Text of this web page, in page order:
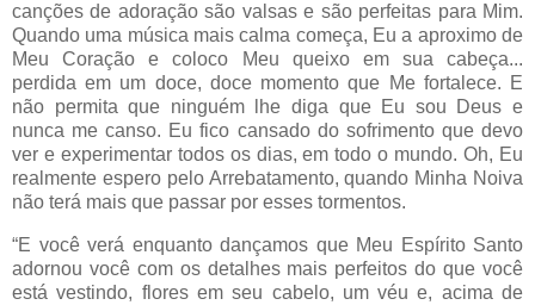
canções de adoração são valsas e são perfeitas para Mim.
Quando uma música mais calma começa, Eu a aproximo de
Meu Coração e coloco Meu queixo em sua cabeça...
perdida em um doce, doce momento que Me fortalece. E
não permita que ninguém lhe diga que Eu sou Deus e
nunca me canso. Eu fico cansado do sofrimento que devo
ver e experimentar todos os dias, em todo o mundo. Oh, Eu
realmente espero pelo Arrebatamento, quando Minha Noiva
não terá mais que passar por esses tormentos.
“E você verá enquanto dançamos que Meu Espírito Santo
adornou você com os detalhes mais perfeitos do que você
está vestindo, flores em seu cabelo, um véu e, acima de